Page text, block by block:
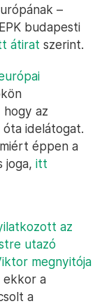
–
budapesti
átirat szerint.
hogy az
idelátogat.
éppen a
joga, itt
az
utazó
megnyitója
ekkor a
a